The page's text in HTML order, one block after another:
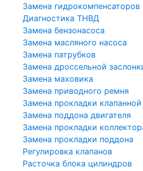
Замена гидрокомпенсаторов
Диагностика ТНВД
Замена бензонасоса
Замена масляного насоса
Замена патрубков
Замена дроссельной
Замена маховика
Замена приводного ремня
Замена прокладки
Замена поддона двигателя
Замена прокладки
Замена прокладки поддона
Регулировка клапанов
Расточка блока цилиндров